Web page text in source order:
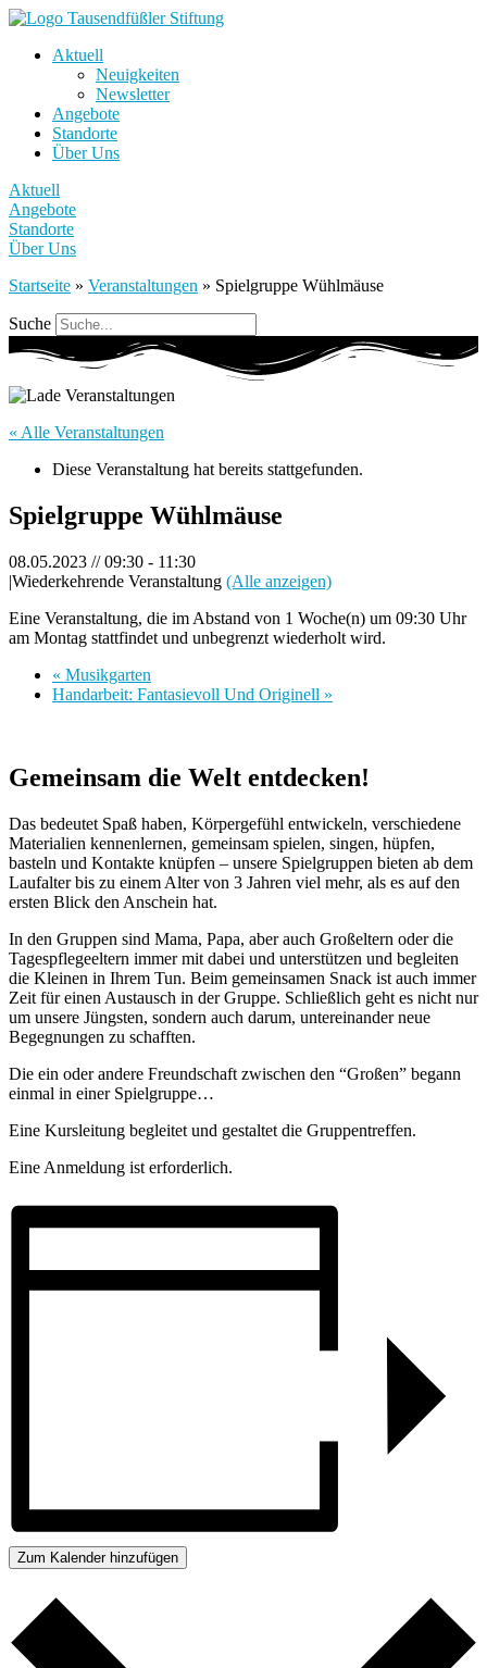
Aktuell
Neuigkeiten
Newsletter
Angebote
Standorte
Über Uns
Aktuell
Angebote
Standorte
Über Uns
Startseite » Veranstaltungen » Spielgruppe Wühlmäuse
Suche
« Alle Veranstaltungen
Diese Veranstaltung hat bereits stattgefunden.
Spielgruppe Wühlmäuse
08.05.2023 // 09:30 - 11:30
|Wiederkehrende Veranstaltung (Alle anzeigen)
Eine Veranstaltung, die im Abstand von 1 Woche(n) um 09:30 Uhr
am Montag stattfindet und unbegrenzt wiederholt wird.
« Musikgarten
Handarbeit: Fantasievoll Und Originell »
Gemeinsam die Welt entdecken!
Das bedeutet Spaß haben, Körpergefühl entwickeln, verschiedene
Materialien kennenlernen, gemeinsam spielen, singen, hüpfen,
basteln und Kontakte knüpfen – unsere Spielgruppen bieten ab dem
Laufalter bis zu einem Alter von 3 Jahren viel mehr, als es auf den
ersten Blick den Anschein hat.
In den Gruppen sind Mama, Papa, aber auch Großeltern oder die
Tagespflegeeltern immer mit dabei und unterstützen und begleiten
die Kleinen in Ihrem Tun. Beim gemeinsamen Snack ist auch immer
Zeit für einen Austausch in der Gruppe. Schließlich geht es nicht nur
um unsere Jüngsten, sondern auch darum, untereinander neue
Begegnungen zu schafften.
Die ein oder andere Freundschaft zwischen den “Großen” begann
einmal in einer Spielgruppe…
Eine Kursleitung begleitet und gestaltet die Gruppentreffen.
Eine Anmeldung ist erforderlich.
Zum Kalender hinzufügen